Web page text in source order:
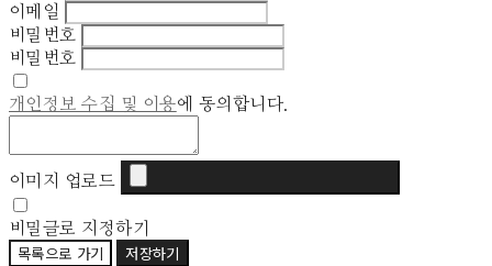
이메일
비밀번호
비밀번호
개인정보 수집 및 이용에 동의합니다.
이미지 업로드
비밀글로 지정하기
목록으로 가기 저장하기